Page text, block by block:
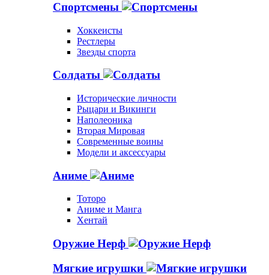
Спортсмены
Хоккеисты
Рестлеры
Звезды спорта
Солдаты
Исторические личности
Рыцари и Викинги
Наполеоника
Вторая Мировая
Современные воины
Модели и аксессуары
Аниме
Тоторо
Аниме и Манга
Хентай
Оружие Нерф
Мягкие игрушки